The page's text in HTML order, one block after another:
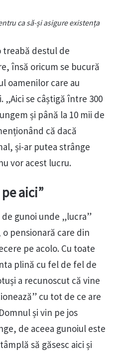
ca să-și asigure existența
treabă destul de
însă oricum se bucură
oamenilor care au
„Aici se câștigă între 300
și până la 10 mii de
că dacă
și-ar putea strânge
vor acest lucru.
aici”
de gunoi unde „lucra”
o pensionară care din
pe acolo. Cu toate
plină cu fel de fel de
a recunoscut că vine
cu tot de ce are
și vin pe jos
de aceea gunoiul este
să găsesc aici și